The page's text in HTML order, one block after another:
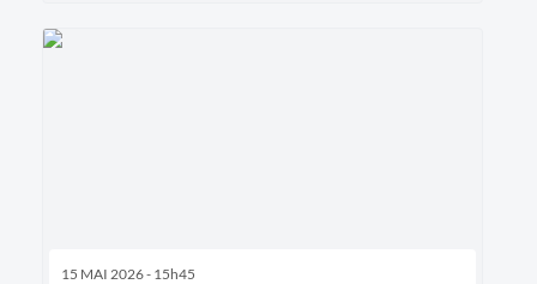
15 MAI 2026 - 15h45